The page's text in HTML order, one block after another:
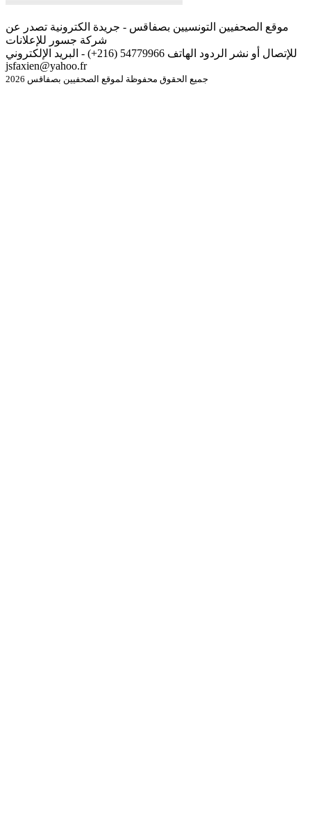
موقع الصحفيين التونسيين بصفاقس - جريدة الكترونية تصدر عن
شركة جسور للإعلانات
للإتصال أو نشر الردود الهاتف 54779966 (216+) - البريد الإلكتروني
jsfaxien@yahoo.fr
جميع الحقوق محفوظة لموقع الصحفيين بصفاقس 2026